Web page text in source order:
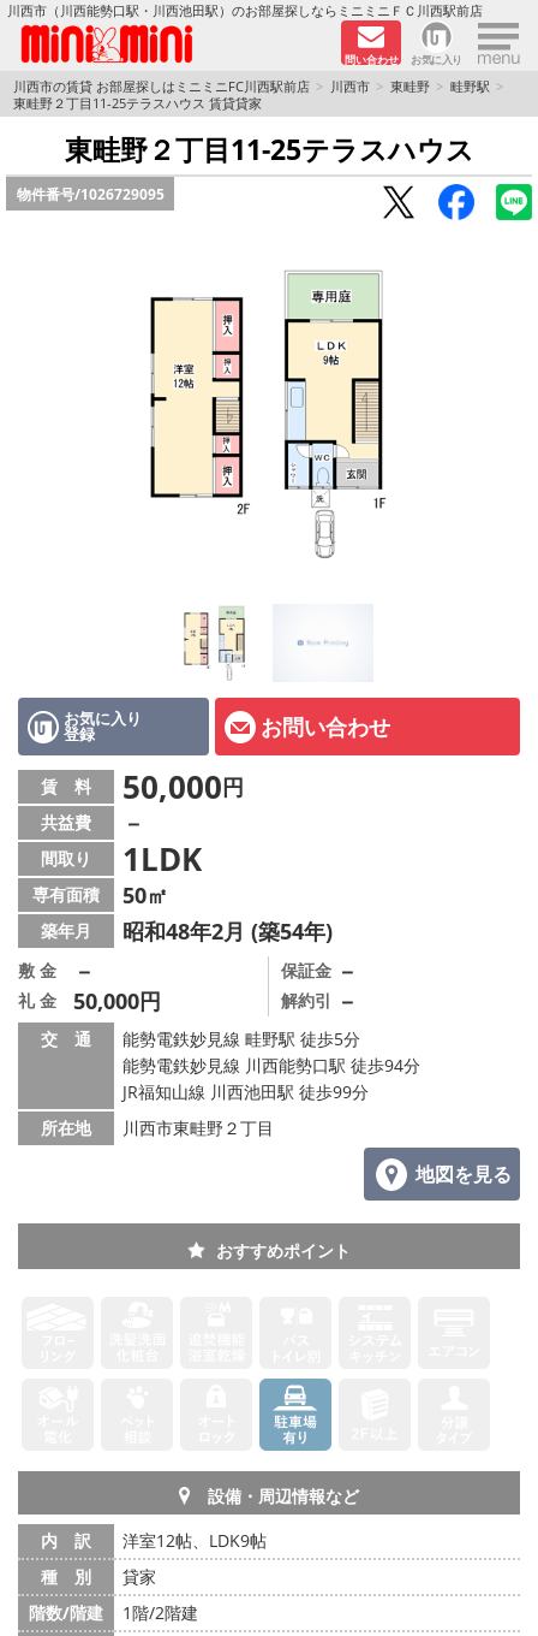
川西市（川西能勢口駅・川西池田駅）のお部屋探しならミニミニＦＣ川西駅前店
問い合わせ お気に入り ×
TOPページ
新築物件
ペットOKの物件
メールでお問い合わせ
川西市の賃貸 お部屋探しはミニミニFC川西駅前店 川西市 東畦野
畦野駅
東畦野２丁目11-25テラスハウス 賃貸貸家
東畦野２丁目11-25テラスハウス
物件番号/1026729095
お気に入り
登録 お問い合わせ
賃 料 50,000円
共益費 －
間取り 1LDK
専有面積 50㎡
築年月 昭和48年2月 (築54年)
敷 金 －
礼 金 50,000円
保証金 －
解約引 －
交 通
能勢電鉄妙見線 畦野駅 徒歩5分
能勢電鉄妙見線 川西能勢口駅 徒歩94分
JR福知山線 川西池田駅 徒歩99分
所在地
川西市東畦野２丁目
地図を見る
おすすめポイント
設備・周辺情報など
内 訳
洋室12帖、LDK9帖
種 別
貸家
階数/階建
1階/2階建